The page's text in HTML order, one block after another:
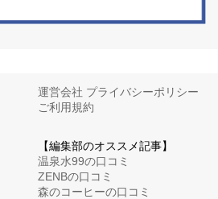
運営会社 プライバシーポリシー
ご利用規約
【編集部のオススメ記事】
温泉水99の口コミ
ZENBの口コミ
森のコーヒーの口コミ